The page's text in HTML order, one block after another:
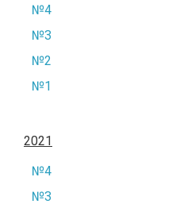
№4
№3
№2
№1
2021
№4
№3